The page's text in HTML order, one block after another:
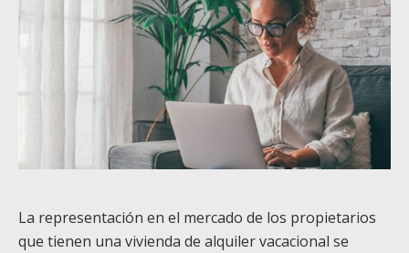
La representación en el mercado de los propietarios
que tienen una vivienda de alquiler vacacional se